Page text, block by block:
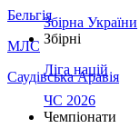
Бельгія
МЛС
Саудівська Аравія
Збірна України
Збірні
Ліга націй
ЧС 2026
Чемпіонати